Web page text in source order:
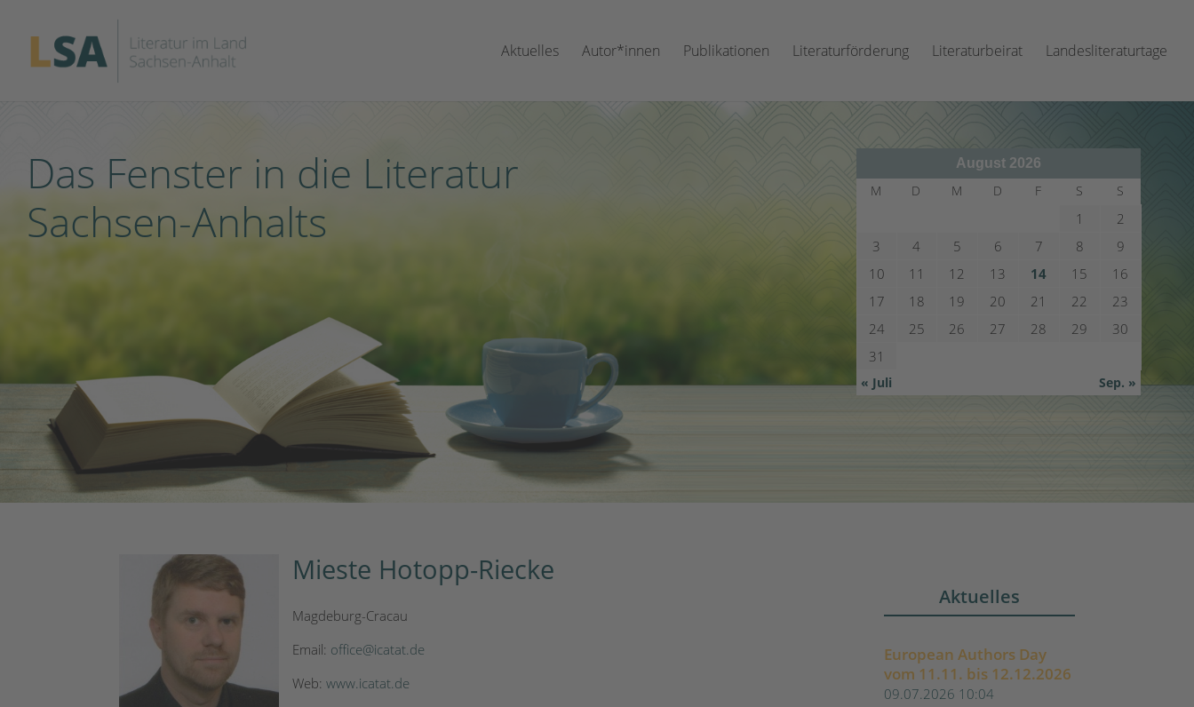
Aktuelles Autor*innen Publikationen Literaturförderung Literaturbeirat Landesliteraturtage
Das Fenster in die Literatur
Sachsen-Anhalts
August 2026
M D M D F S S
1
2
3
4 5 6 7 8
9
10
11 12 13 14 15
16
17
18 19 20 21 22
23
24
25 26 27 28 29
30
31
« Juli Sep. »
Mieste Hotopp-Riecke
Magdeburg-Cracau
Email: office@icatat.de
Web:www.icatat.de
Aktuelles
European Authors Day
vom 11.11. bis 12.12.2026
09.07.2026 10:04